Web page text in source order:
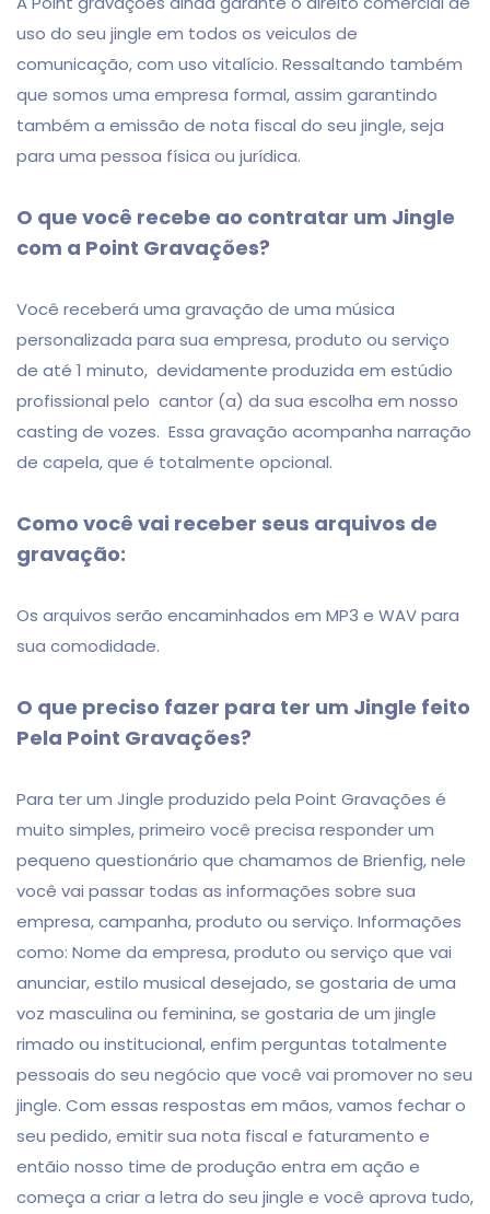
uso do seu jingle em todos os veiculos de
comunicação, com uso vitalício. Ressaltando também
que somos uma empresa formal, assim garantindo
também a emissão de nota fiscal do seu jingle, seja
para uma pessoa física ou jurídica.
O que você recebe ao contratar um Jingle
com a Point Gravações?
Você receberá uma gravação de uma música
personalizada para sua empresa, produto ou serviço
de até 1 minuto, devidamente produzida em estúdio
profissional pelo cantor (a) da sua escolha em nosso
casting de vozes. Essa gravação acompanha narração
de capela, que é totalmente opcional.
Como você vai receber seus arquivos de
gravação:
Os arquivos serão encaminhados em MP3 e WAV para
sua comodidade.
O que preciso fazer para ter um Jingle feito
Pela Point Gravações?
Para ter um Jingle produzido pela Point Gravações é
muito simples, primeiro você precisa responder um
pequeno questionário que chamamos de Brienfig, nele
você vai passar todas as informações sobre sua
empresa, campanha, produto ou serviço. Informações
como: Nome da empresa, produto ou serviço que vai
anunciar, estilo musical desejado, se gostaria de uma
voz masculina ou feminina, se gostaria de um jingle
rimado ou institucional, enfim perguntas totalmente
pessoais do seu negócio que você vai promover no seu
jingle. Com essas respostas em mãos, vamos fechar o
seu pedido, emitir sua nota fiscal e faturamento e
entãio nosso time de produção entra em ação e
começa a criar a letra do seu jingle e você aprova tudo,